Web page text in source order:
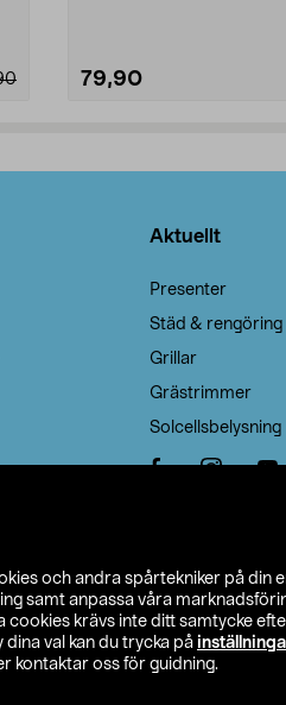
och andra spårtekniker på din
samt anpassa våra
krävs inte ditt samtycke
val kan du trycka på
kontaktar oss för guidning.
79,90
Aktuellt
Presenter
Städ & rengöring
Grillar
Grästrimmer
Solcellsbelysning